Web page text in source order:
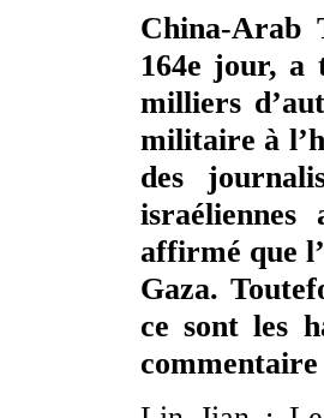
China-Arab
164e jour, a
milliers
militaire à
des
affirmé que
Gaza.
ce sont les